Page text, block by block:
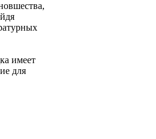
имеет
для